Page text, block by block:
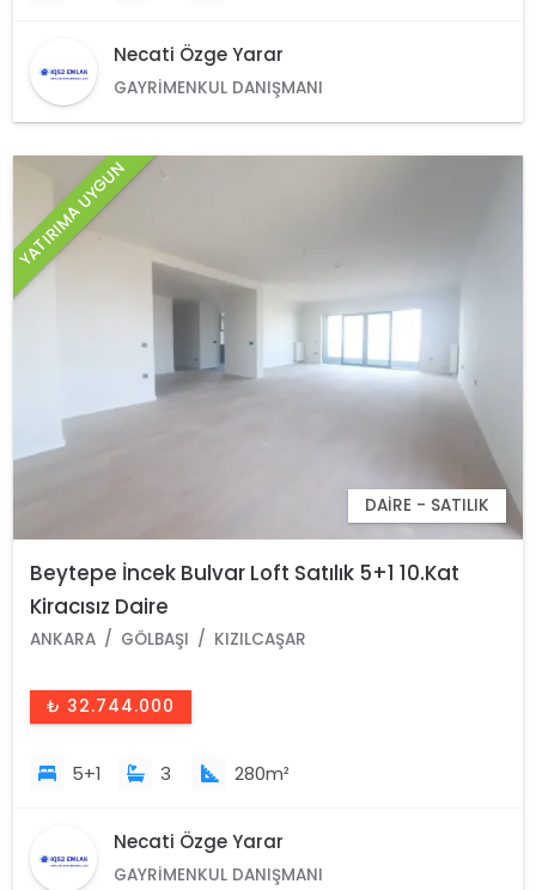
Necati Özge Yarar
GAYRIMENKUL DANIŞMANI
YATIRIMA UYGUN
DAIRE - SATILIK
Beytepe İncek Bulvar Loft Satılık 5+1 10.Kat
Kiracısız Daire
ANKARA GÖLBAŞI KIZILCAŞAR
₺ 32.744.000
5+1 3 280m²
Necati Özge Yarar
GAYRIMENKUL DANIŞMANI